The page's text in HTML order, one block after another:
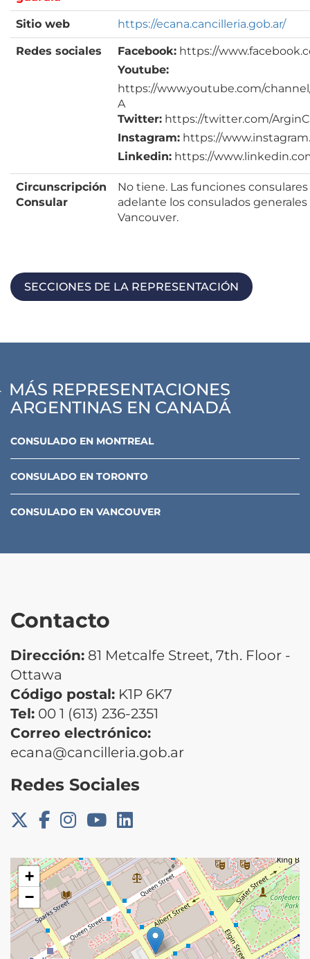
Sitio web https://ecana.cancilleria.gob.ar/
Redes sociales Facebook: https://
Youtube:
https://www.youtube.com/
A
Twitter: https://twitter.com/
Instagram: https://
Linkedin: https://
Circunscripción
Consular
No tiene. Las funciones
adelante los consulados
Vancouver.
SECCIONES DE LA REPRESENTACIÓN
MÁS REPRESENTACIONES
ARGENTINAS EN CANADÁ
CONSULADO EN MONTREAL
CONSULADO EN TORONTO
CONSULADO EN VANCOUVER
Contacto
Dirección: 81 Metcalfe Street, 7th. Floor -
Ottawa
Código postal: K1P 6K7
Tel: 00 1 (613) 236-2351
Correo electrónico:
ecana@cancilleria.gob.ar
Redes Sociales
+
−